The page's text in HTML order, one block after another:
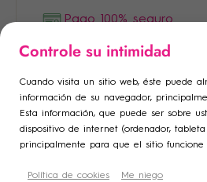
Pago 100% seguro
Añadir a la lista de deseos
add_circle_outline Crear una nueva lista
Crear lista de deseos
Nombre de la lista de deseos
Cancelar Crear lista de deseos
Iniciar sesión
Debe iniciar sesión para guardar
deseos.
Cancelar Iniciar sesión
Controle su intimidad
Cuando visita un sitio web, éste puede
información de su navegador,
Esta información, que puede ser sobre
dispositivo de internet (ordenador,
principalmente para que el sitio funcione
Política de cookies Me niego